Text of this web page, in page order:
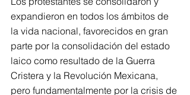
expandieron en todos los ámbitos de
la vida nacional, favorecidos en gran
parte por la consolidación del estado
laico como resultado de la Guerra
Cristera y la Revolución Mexicana,
pero fundamentalmente por la crisis de